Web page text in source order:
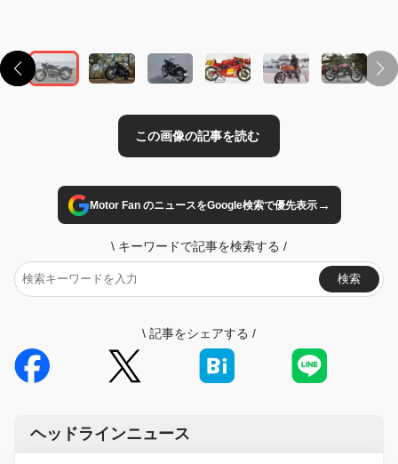
Motor Fan のニュースをGoogle検索で優先表示→
\ キーワードで記事を検索する /
検索
\ 記事をシェアする /
ヘッドラインニュース